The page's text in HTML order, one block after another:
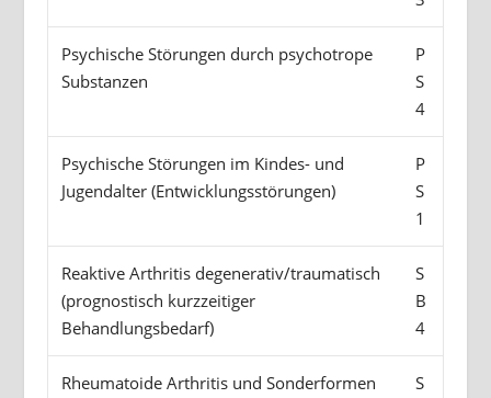
Psychische Störungen durch psychotrope
Substanzen
P
S
4
Psychische Störungen im Kindes- und
Jugendalter (Entwicklungsstörungen)
P
S
1
Reaktive Arthritis degenerativ/traumatisch
(prognostisch kurzzeitiger
Behandlungsbedarf)
S
B
4
Rheumatoide Arthritis und Sonderformen
S